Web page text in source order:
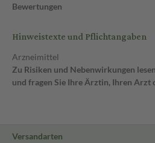
Bewertungen
Hinweistexte und Pflichtangaben
Arzneimittel
Zu Risiken und Nebenwirkungen
und fragen Sie Ihre Ärztin, Ihren Arzt
Versandarten